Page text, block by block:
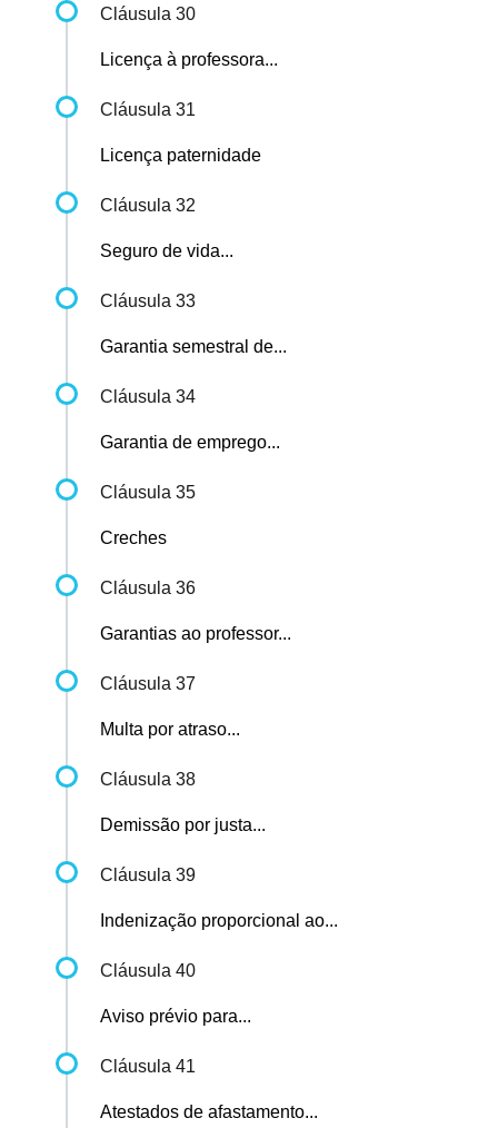
Cláusula 30
Licença à professora...
Cláusula 31
Licença paternidade
Cláusula 32
Seguro de vida...
Cláusula 33
Garantia semestral de...
Cláusula 34
Garantia de emprego...
Cláusula 35
Creches
Cláusula 36
Garantias ao professor...
Cláusula 37
Multa por atraso...
Cláusula 38
Demissão por justa...
Cláusula 39
Indenização proporcional ao...
Cláusula 40
Aviso prévio para...
Cláusula 41
Atestados de afastamento...